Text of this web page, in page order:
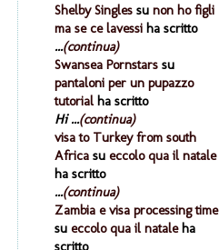
Shelby Singles su non ho figli
ma se ce lavessi ha scritto
...(continua)
Swansea Pornstars su
pantaloni per un pupazzo
tutorialha scritto
Hi ...(continua)
visa to Turkey from south
Africa su eccolo qua il natale
ha scritto
...(continua)
Zambia e visa processing time
su eccolo qua il nataleha
scritto